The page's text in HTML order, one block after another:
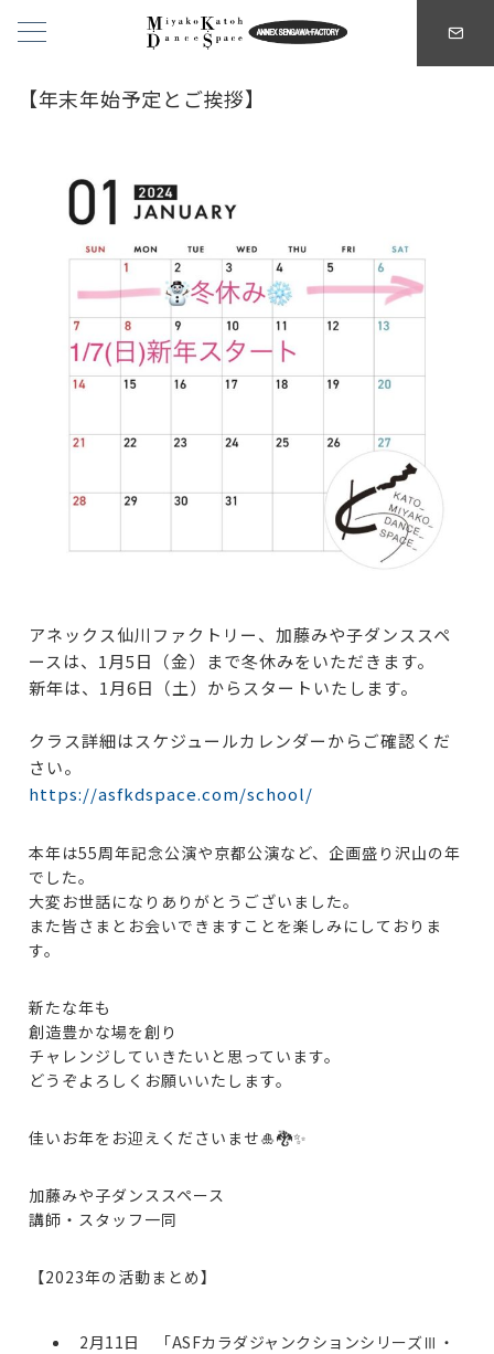
【年末年始予定とご挨拶】
アネックス仙川ファクトリー、加藤みや子ダンススペ
ースは、 1月5日（金）まで冬休みをいただきます。
新年は、1月6日（土）からスタートいたします。
クラス詳細はスケジュールカレンダーからご確認くだ
さい。
https://asfkdspace.com/school/
本年は55周年記念公演や京都公演など、企画盛り沢山の年
でした。
大変お世話になりありがとうございました。
また皆さまとお会いできますことを楽しみにしておりま
す。
新たな年も
創造豊かな場を創り
チャレンジしていきたいと思っています。
どうぞよろしくお願いいたします。
佳いお年をお迎えくださいませ🎍🐉✨
加藤みや子ダンススペース
講師・スタッフ一同
【2023年の活動まとめ】
2月11日 「ASFカラダジャンクションシリーズⅢ・